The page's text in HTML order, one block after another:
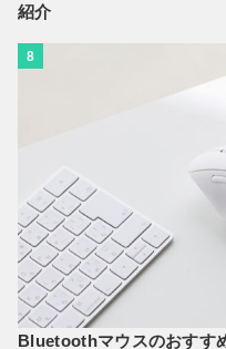
紹介
8
Bluetoothマウスのおすす